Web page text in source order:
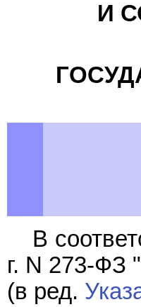
И
В
г. N 273-ФЗ
(в ред.